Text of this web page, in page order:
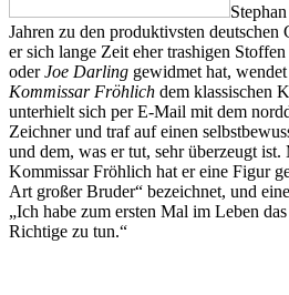
Jahren zu den produktivsten
er sich lange Zeit eher trashigen
oderJoe Darling gewidmet hat,
Kommissar Fröhlich dem klassischen
unterhielt sich per E-Mail mit dem
Zeichner und traf auf einen
und dem, was er tut, sehr überzeugt
Kommissar Fröhlich hat er eine Figur
Art großer Bruder“ bezeichnet, und
„Ich habe zum ersten Mal im Leben
Richtige zu tun.“